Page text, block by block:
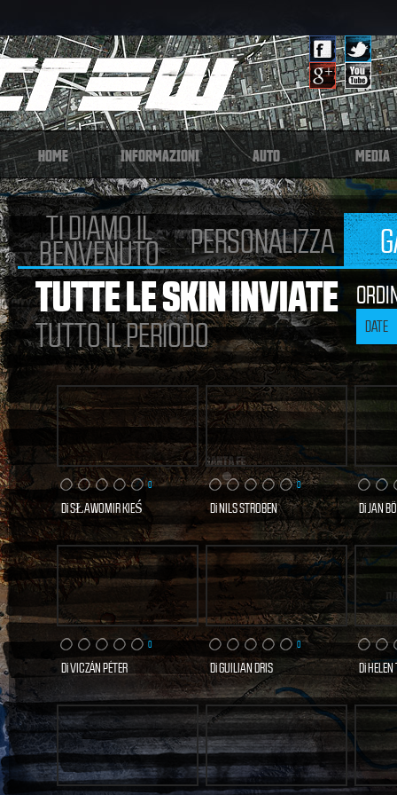
HOME INFORMAZIONI AUTO MEDIA
TI DIAMO IL
BENVENUTO PERSONALIZZA
TUTTE LE SKIN INVIATE
TUTTO IL PERIODO DATE
0 VISITE
SCOPRI E VOTA
ORA
0
DiSŁAWOMIR KIEŚ
0 VISITE
SCOPRI E VOTA
ORA
0
DiNILS STROBEN DiJAN
0 VISITE
SCOPRI E VOTA
ORA
0
DiVICZÁN PÉTER
0 VISITE
SCOPRI E VOTA
ORA
0
DiGUILIAN DRIS DiHELEN